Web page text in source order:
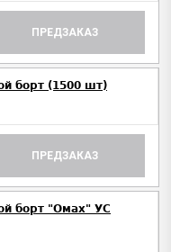
ПРЕДЗАКАЗ
борт (1500 шт)
ПРЕДЗАКАЗ
борт "Омах" УС